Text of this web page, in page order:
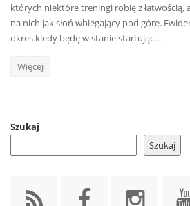
których niektóre treningi robię z łatwością,
na nich jak słoń wbiegający pod górę.
okres kiedy będę w stanie startując…
Więcej
Szukaj
Szukaj